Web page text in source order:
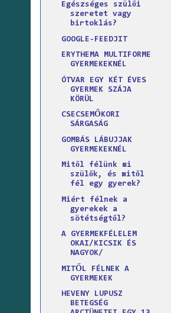
Egészséges szülői
szeretet vagy
birtoklás?
GOOGLE-FEEDJIT
ERYTHEMA MULTIFORME
GYERMEKEKNÉL
ÓTVAR EGY KÉT ÉVES
GYERMEK SZÁJA
KÖRÜL
CSECSEMŐKORI
SÁRGASÁG
GOMBÁS LÁBUJJAK
GYERMEKEKNÉL
Mitől félünk mi
szülők, és mitől
fél egy gyerek?
Miért félnek a
gyerekek a
sötétségtől?
A GYERMEKFÉLELEM
OKAI/KICSIK ÉS
NAGYOK/
MITŐL FÉLNEK A
GYERMEKEK
HEVENY LUPUSZ
BETEGSÉG